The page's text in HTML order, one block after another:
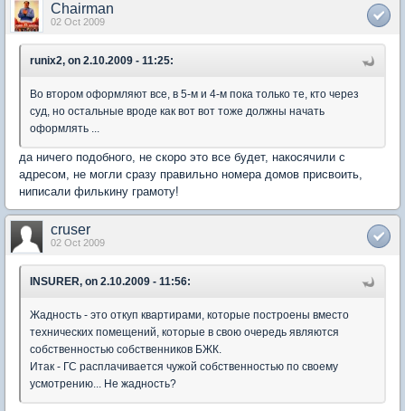
Chairman
02 Oct 2009
runix2, on 2.10.2009 - 11:25:
Во втором оформляют все, в 5-м и 4-м пока только те, кто через
суд, но остальные вроде как вот вот тоже должны начать
оформлять ...
да ничего подобного, не скоро это все будет, накосячили с
адресом, не могли сразу правильно номера домов присвоить,
ниписали филькину грамоту!
cruser
02 Oct 2009
INSURER, on 2.10.2009 - 11:56:
Жадность - это откуп квартирами, которые построены вместо
технических помещений, которые в свою очередь являются
собственностью собственников БЖК.
Итак - ГС расплачивается чужой собственностью по своему
усмотрению... Не жадность?